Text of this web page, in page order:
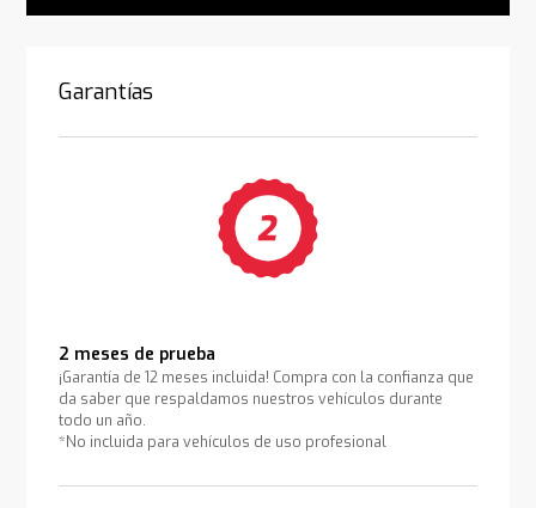
Garantías
2 meses de prueba
¡Garantía de 12 meses incluida! Compra con la confianza que
da saber que respaldamos nuestros vehículos durante
todo un año.
*No incluida para vehículos de uso profesional